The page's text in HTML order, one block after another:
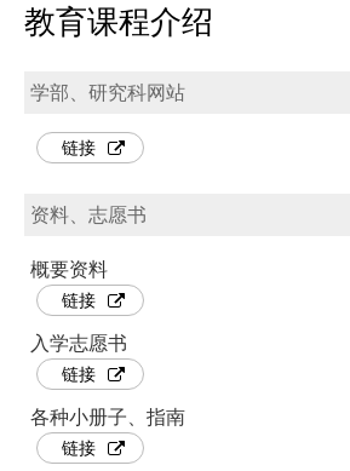
教育课程介绍
学部、研究科网站
链接
资料、志愿书
概要资料
链接
入学志愿书
链接
各种小册子、指南
链接